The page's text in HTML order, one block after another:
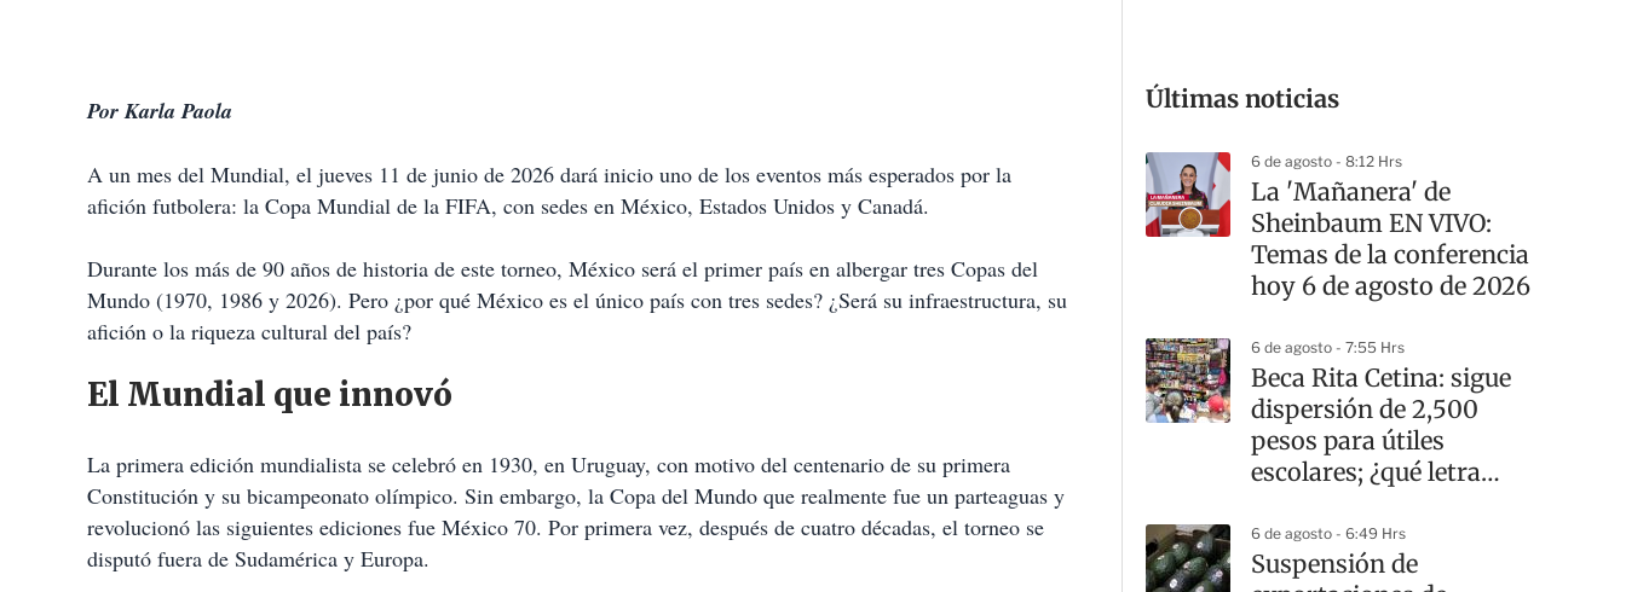
Por Karla Paola
A un mes del Mundial, el jueves 11 de junio de 2026 dará inicio uno de los eventos más esperados por la
afición futbolera: la Copa Mundial de la FIFA, con sedes en México, Estados Unidos y Canadá.
Durante los más de 90 años de historia de este torneo, México será el primer país en albergar tres Copas del
Mundo (1970, 1986 y 2026). Pero ¿por qué México es el único país con tres sedes? ¿Será su infraestructura, su
afición o la riqueza cultural del país?
El Mundial que innovó
La primera edición mundialista se celebró en 1930, en Uruguay, con motivo del centenario de su primera
Constitución y su bicampeonato olímpico. Sin embargo, la Copa del Mundo que realmente fue un parteaguas y
revolucionó las siguientes ediciones fue México 70. Por primera vez, después de cuatro décadas, el torneo se
disputó fuera de Sudamérica y Europa.
Últimas noticias
6 de agosto - 8:12 Hrs
La 'Mañanera' de
Sheinbaum EN VIVO:
Temas de la conferencia
hoy 6 de agosto de 2026
6 de agosto - 7:55 Hrs
Beca Rita Cetina: sigue
dispersión de 2,500
pesos para útiles
escolares; ¿qué letra
6 de agosto - 6:49 Hrs
Suspensión de